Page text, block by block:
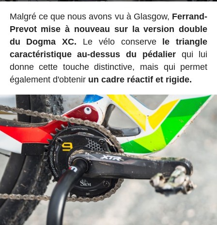
Malgré ce que nous avons vu à Glasgow, Ferrand-
Prevot mise à nouveau sur la version double
du Dogma XC. Le vélo conserve
le triangle
caractéristique au-dessus du pédalierqui lui
donne cette touche distinctive, mais qui permet
également d'obtenir un cadre réactif et rigide.